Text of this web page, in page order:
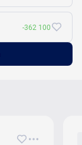
-362 100